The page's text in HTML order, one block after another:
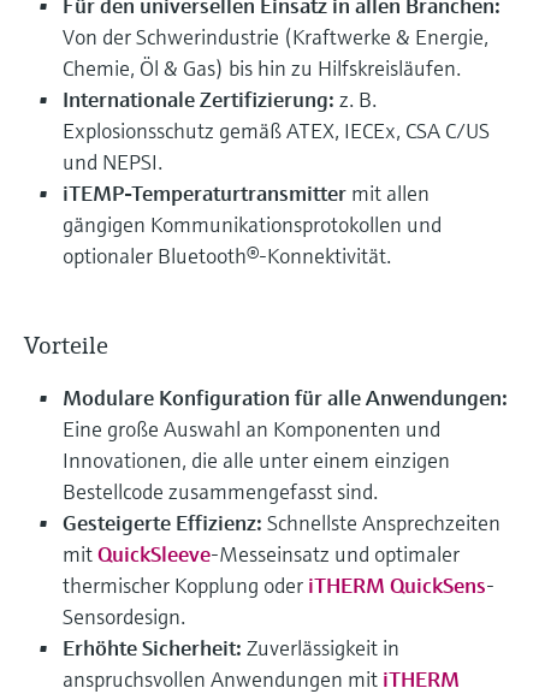
Von der Schwerindustrie (Kraftwerke & Energie,
Chemie, Öl & Gas) bis hin zu Hilfskreisläufen.
Internationale Zertifizierung: z. B.
Explosionsschutz gemäß ATEX, IECEx, CSA C/US
und NEPSI.
iTEMP-Temperaturtransmitter mit allen
gängigen Kommunikationsprotokollen und
optionaler Bluetooth®-Konnektivität.
Vorteile
Modulare Konfiguration für alle Anwendungen:
Eine große Auswahl an Komponenten und
Innovationen, die alle unter einem einzigen
Bestellcode zusammengefasst sind.
Gesteigerte Effizienz: Schnellste Ansprechzeiten
mitQuickSleeve-Messeinsatz und optimaler
thermischer Kopplung oder iTHERM QuickSens-
Sensordesign.
Erhöhte Sicherheit: Zuverlässigkeit in
anspruchsvollen Anwendungen mit iTHERM